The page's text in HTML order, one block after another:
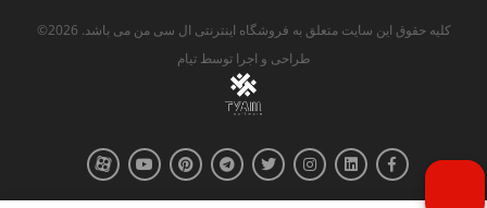
کلیه حقوق این سایت متعلق به فروشگاه اینترنتی ال سی من می باشد. 2026©
طراحی و اجرا توسطتیام